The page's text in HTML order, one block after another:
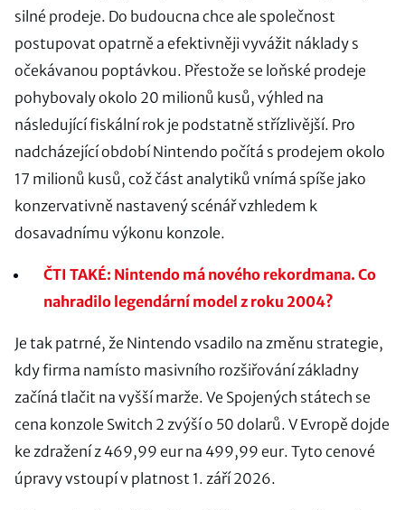
silné prodeje. Do budoucna chce ale společnost
postupovat opatrně a efektivněji vyvážit náklady s
očekávanou poptávkou. Přestože se loňské prodeje
pohybovaly okolo 20 milionů kusů, výhled na
následující fiskální rok je podstatně střízlivější. Pro
nadcházející období Nintendo počítá s prodejem okolo
17 milionů kusů, což část analytiků vnímá spíše jako
konzervativně nastavený scénář vzhledem k
dosavadnímu výkonu konzole.
ČTI TAKÉ: Nintendo má nového rekordmana. Co
nahradilo legendární model z roku 2004?
Je tak patrné, že Nintendo vsadilo na změnu strategie,
kdy firma namísto masivního rozšiřování základny
začíná tlačit na vyšší marže. Ve Spojených státech se
cena konzole Switch 2 zvýší o 50 dolarů. V Evropě dojde
ke zdražení z 469,99 eur na 499,99 eur. Tyto cenové
úpravy vstoupí v platnost 1. září 2026.